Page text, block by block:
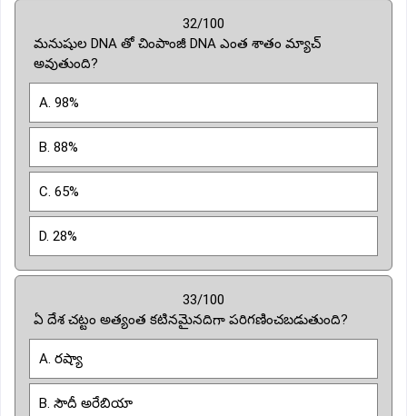
32/100
మనుషుల DNA తో చింపాంజీ DNA ఎంత శాతం మ్యాచ్
అవుతుంది?
A. 98%
B. 88%
C. 65%
D. 28%
33/100
ఏ దేశ చట్టం అత్యంత కటినమైనదిగా పరిగణించబడుతుంది?
A. రష్యా
B. సౌదీ అరేబియా